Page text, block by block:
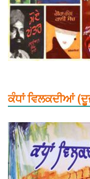
ਕੰਧਾਂ ਵਿਲਕਦੀਆਂ